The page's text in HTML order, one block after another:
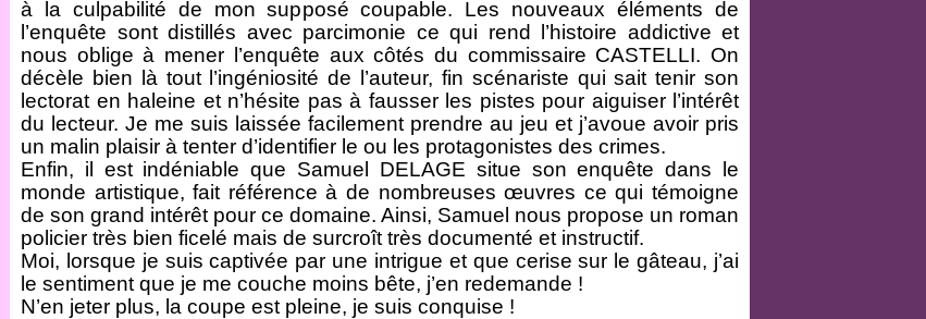
à la culpabilité de mon supposé coupable. Les nouveaux éléments de
l’enquête sont distillés avec parcimonie ce qui rend l’histoire addictive et
nous oblige à mener l’enquête aux côtés du commissaire CASTELLI. On
décèle bien là tout l’ingéniosité de l’auteur, fin scénariste qui sait tenir son
lectorat en haleine et n’hésite pas à fausser les pistes pour aiguiser l’intérêt
du lecteur. Je me suis laissée facilement prendre au jeu et j’avoue avoir pris
un malin plaisir à tenter d’identifier le ou les protagonistes des crimes.
Enfin, il est indéniable que Samuel DELAGE situe son enquête dans le
monde artistique, fait référence à de nombreuses œuvres ce qui témoigne
de son grand intérêt pour ce domaine. Ainsi, Samuel nous propose un roman
policier très bien ficelé mais de surcroît très documenté et instructif.
Moi, lorsque je suis captivée par une intrigue et que cerise sur le gâteau, j’ai
le sentiment que je me couche moins bête, j’en redemande !
N’en jeter plus, la coupe est pleine, je suis conquise !